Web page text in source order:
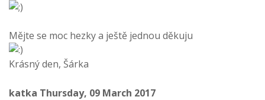
Mějte se moc hezky a ještě jednou děkuju
Krásný den, Šárka
katka Thursday, 09 March 2017